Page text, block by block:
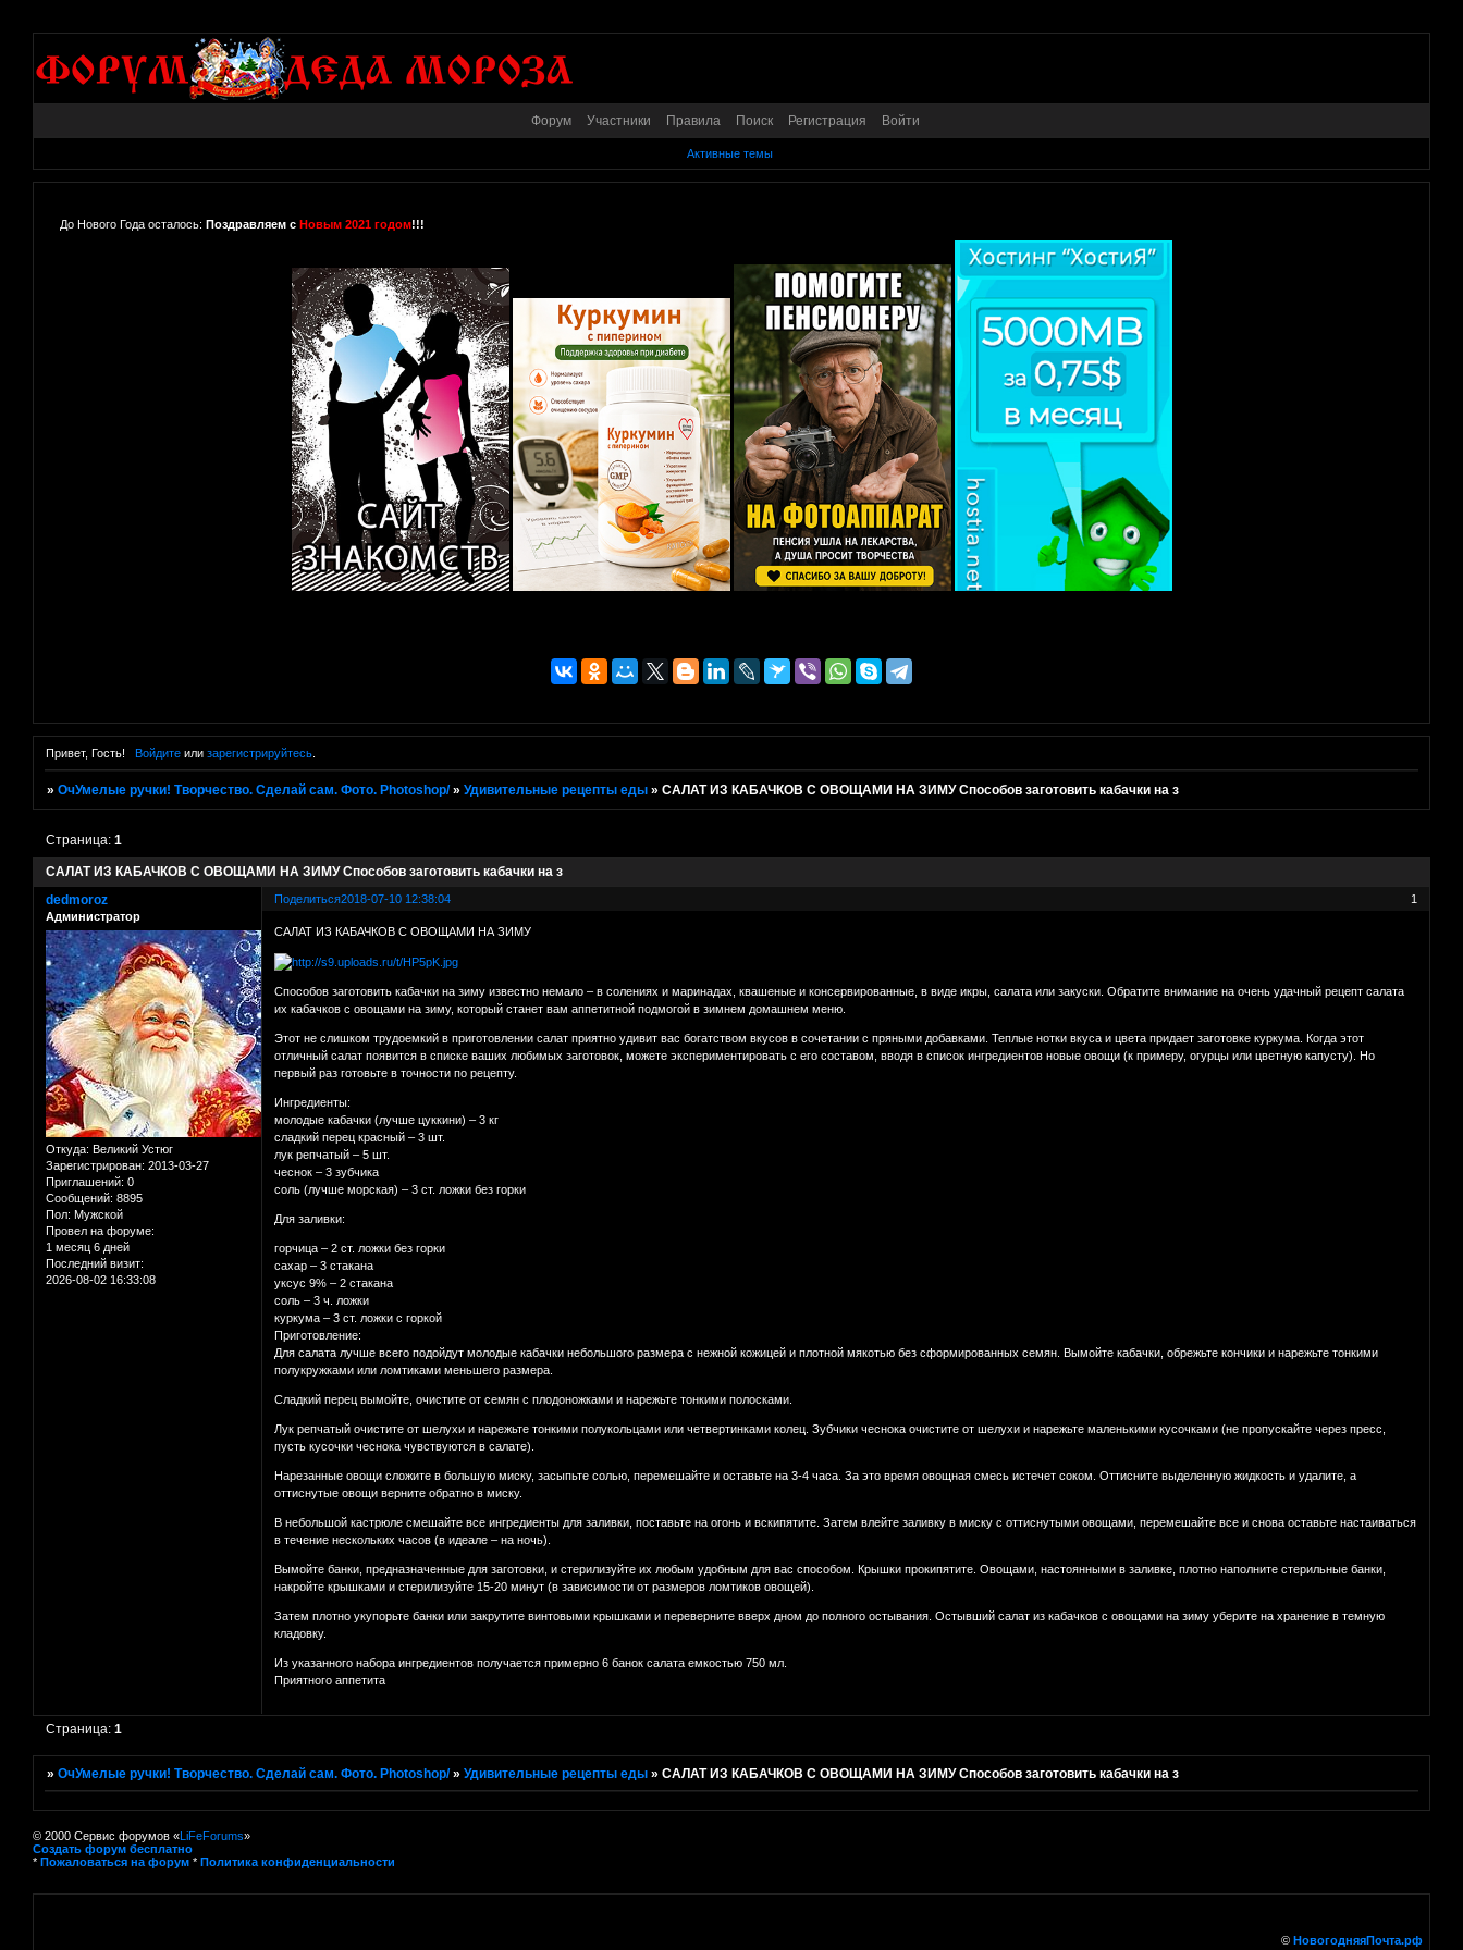
Форум Участники Правила Поиск Регистрация Войти
Активные темы
До Нового Года осталось: Поздравляем с Новым 2021 годом!!!
Привет, Гость! Войдитеили зарегистрируйтесь.
»ОчУмелые ручки! Творчество. Сделай сам. Фото. Photoshop/ »Удивительные рецепты еды »САЛАТ ИЗ КАБАЧКОВ С ОВОЩАМИ НА ЗИМУ Способов заготовить кабачки на з
САЛАТ ИЗ КАБАЧКОВ С ОВОЩАМИ НА ЗИМУ Способов заготовить кабачки на з
Страница:1
Поделиться 1
2018-07-10 12:38:04
dedmoroz
Администратор
Откуда: Великий Устюг
Зарегистрирован: 2013-03-27
Приглашений: 0
Сообщений: 8895
Пол: Мужской
Провел на форуме:
1 месяц 6 дней
Последний визит:
2026-08-02 16:33:08
САЛАТ ИЗ КАБАЧКОВ С ОВОЩАМИ НА ЗИМУ
Способов заготовить кабачки на зиму известно немало – в солениях и маринадах, квашеные и консервированные, в виде икры, салата или закуски. Обратите внимание на очень удачный рецепт салата
их кабачков с овощами на зиму, который станет вам аппетитной подмогой в зимнем домашнем меню.
Этот не слишком трудоемкий в приготовлении салат приятно удивит вас богатством вкусов в сочетании с пряными добавками. Теплые нотки вкуса и цвета придает заготовке куркума. Когда этот
отличный салат появится в списке ваших любимых заготовок, можете экспериментировать с его составом, вводя в список ингредиентов новые овощи (к примеру, огурцы или цветную капусту). Но
первый раз готовьте в точности по рецепту.
Ингредиенты:
молодые кабачки (лучше цуккини) – 3 кг
сладкий перец красный – 3 шт.
лук репчатый – 5 шт.
чеснок – 3 зубчика
соль (лучше морская) – 3 ст. ложки без горки
Для заливки:
горчица – 2 ст. ложки без горки
сахар – 3 стакана
уксус 9% – 2 стакана
соль – 3 ч. ложки
куркума – 3 ст. ложки с горкой
Приготовление:
Для салата лучше всего подойдут молодые кабачки небольшого размера с нежной кожицей и плотной мякотью без сформированных семян. Вымойте кабачки, обрежьте кончики и нарежьте тонкими
полукружками или ломтиками меньшего размера.
Сладкий перец вымойте, очистите от семян с плодоножками и нарежьте тонкими полосками.
Лук репчатый очистите от шелухи и нарежьте тонкими полукольцами или четвертинками колец. Зубчики чеснока очистите от шелухи и нарежьте маленькими кусочками (не пропускайте через пресс,
пусть кусочки чеснока чувствуются в салате).
Нарезанные овощи сложите в большую миску, засыпьте солью, перемешайте и оставьте на 3-4 часа. За это время овощная смесь истечет соком. Оттисните выделенную жидкость и удалите, а
оттиснутые овощи верните обратно в миску.
В небольшой кастрюле смешайте все ингредиенты для заливки, поставьте на огонь и вскипятите. Затем влейте заливку в миску с оттиснутыми овощами, перемешайте все и снова оставьте настаиваться
в течение нескольких часов (в идеале – на ночь).
Вымойте банки, предназначенные для заготовки, и стерилизуйте их любым удобным для вас способом. Крышки прокипятите. Овощами, настоянными в заливке, плотно наполните стерильные банки,
накройте крышками и стерилизуйте 15-20 минут (в зависимости от размеров ломтиков овощей).
Затем плотно укупорьте банки или закрутите винтовыми крышками и переверните вверх дном до полного остывания. Остывший салат из кабачков с овощами на зиму уберите на хранение в темную
кладовку.
Из указанного набора ингредиентов получается примерно 6 банок салата емкостью 750 мл.
Приятного аппетита
Страница:1
»ОчУмелые ручки! Творчество. Сделай сам. Фото. Photoshop/ »Удивительные рецепты еды »САЛАТ ИЗ КАБАЧКОВ С ОВОЩАМИ НА ЗИМУ Способов заготовить кабачки на з
© 2000 Сервис форумов «LiFeForums»
Создать форум бесплатно
* Пожаловаться на форум * Политика конфиденциальности
© НовогодняяПочта.рф